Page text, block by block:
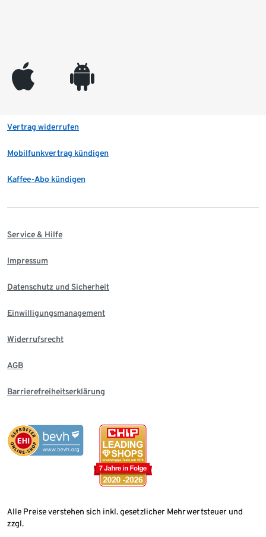
appleinc android
Vertrag widerrufen
Mobilfunkvertrag kündigen
Kaffee-Abo kündigen
Service & Hilfe
Impressum
Datenschutz und Sicherheit
Einwilligungsmanagement
Widerrufsrecht
AGB
Barrierefreiheitserklärung
Alle Preise verstehen sich inkl. gesetzlicher Mehrwertsteuer und
zzgl.